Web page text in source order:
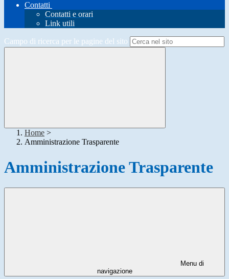
Contatti
Contatti e orari
Link utili
Campo di ricerca per le pagine del sito
Home >
Amministrazione Trasparente
Amministrazione Trasparente
Menu di
navigazione